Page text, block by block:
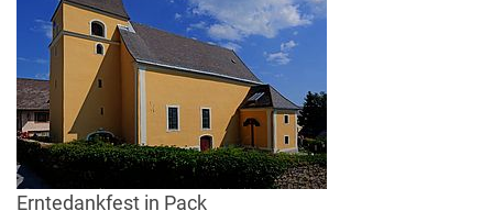
Erntedankfest in Pack